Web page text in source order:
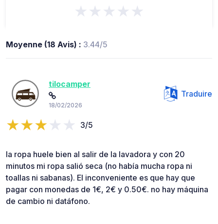
★★★★★
Moyenne (18 Avis) : 3.44/5
tilocamper
18/02/2026
Traduire
3/5
la ropa huele bien al salir de la lavadora y con 20
minutos mi ropa salió seca (no había mucha ropa ni
toallas ni sabanas). El inconveniente es que hay que
pagar con monedas de 1€, 2€ y 0.50€. no hay máquina
de cambio ni datáfono.